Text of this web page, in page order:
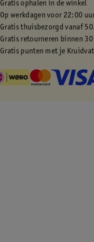
Gratis ophalen in de winkel
Op werkdagen voor 22:00
Gratis thuisbezorgd vanaf
Gratis retourneren binnen 30
Gratis punten met je